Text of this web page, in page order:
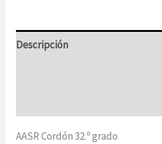
Descripción
AASR Cordón 32.º grado